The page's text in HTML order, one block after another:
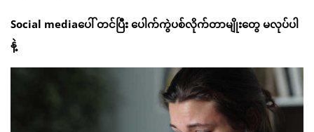
Social mediaပေါ် တင်ပြီး ပေါက်ကွဲပစ်လိုက်တာမျိုးတွေ မလုပ်ပါ
နဲ့